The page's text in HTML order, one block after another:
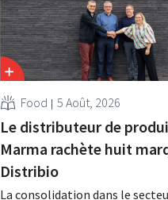
Food 5 Août, 2026
Le distributeur de
Marma rachète huit
Distribio
La consolidation dans le